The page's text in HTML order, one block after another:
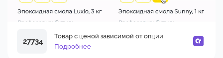
27734
Товар с ценой зависимой от опции
Подробнее